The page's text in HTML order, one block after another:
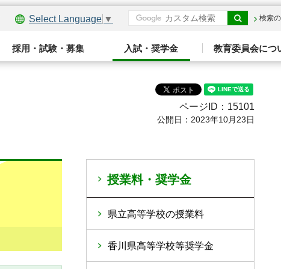
Select Language ▼ 検索
採用・試験・募集 入試・奨学金 教育委員会につ
ページID：15101
公開日：2023年10月23日
授業料・奨学金
県立高等学校の授業料
香川県高等学校等奨学金